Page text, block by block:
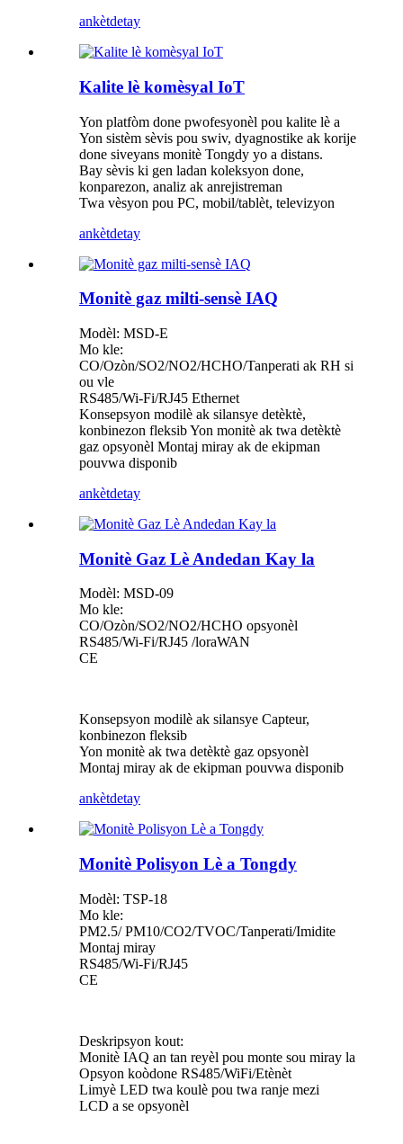
ankètdetay
Kalite lè komèsyal IoT
Yon platfòm done pwofesyonèl pou kalite lè a
Yon sistèm sèvis pou swiv, dyagnostike ak korije
done siveyans monitè Tongdy yo a distans.
Bay sèvis ki gen ladan koleksyon done,
konparezon, analiz ak anrejistreman
Twa vèsyon pou PC, mobil/tablèt, televizyon
ankètdetay
Monitè gaz milti-sensè IAQ
Modèl: MSD-E
Mo kle:
CO/Ozòn/SO2/NO2/HCHO/Tanperati ak RH si
ou vle
RS485/Wi-Fi/RJ45 Ethernet
Konsepsyon modilè ak silansye detèktè,
konbinezon fleksib Yon monitè ak twa detèktè
gaz opsyonèl Montaj miray ak de ekipman
pouvwa disponib
ankètdetay
Monitè Gaz Lè Andedan Kay la
Modèl: MSD-09
Mo kle:
CO/Ozòn/SO2/NO2/HCHO opsyonèl
RS485/Wi-Fi/RJ45 /loraWAN
CE
Konsepsyon modilè ak silansye Capteur,
konbinezon fleksib
Yon monitè ak twa detèktè gaz opsyonèl
Montaj miray ak de ekipman pouvwa disponib
ankètdetay
Monitè Polisyon Lè a Tongdy
Modèl: TSP-18
Mo kle:
PM2.5/ PM10/CO2/TVOC/Tanperati/Imidite
Montaj miray
RS485/Wi-Fi/RJ45
CE
Deskripsyon kout:
Monitè IAQ an tan reyèl pou monte sou miray la
Opsyon koòdone RS485/WiFi/Etènèt
Limyè LED twa koulè pou twa ranje mezi
LCD a se opsyonèl